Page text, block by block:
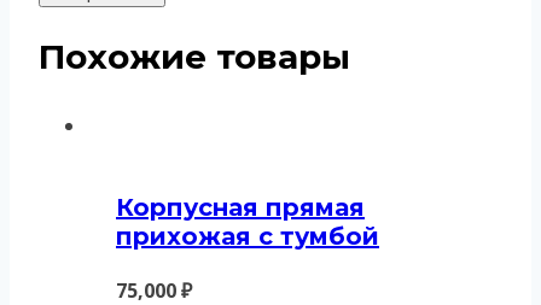
Похожие товары
Корпусная прямая
прихожая с тумбой
75,000₽